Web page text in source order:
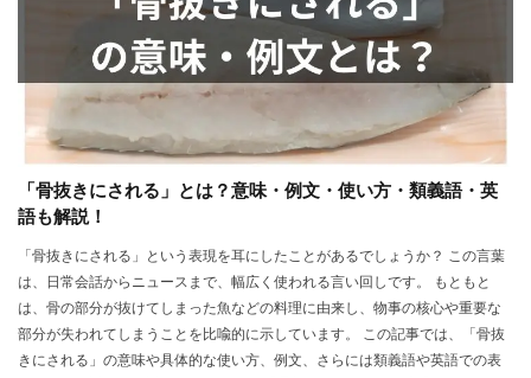
「骨抜きにされる」とは？意味・例文・使い方・類義語・英
語も解説！
「骨抜きにされる」という表現を耳にしたことがあるでしょうか？ この言葉
は、日常会話からニュースまで、幅広く使われる言い回しです。 もともと
は、骨の部分が抜けてしまった魚などの料理に由来し、物事の核心や重要な
部分が失われてしまうことを比喩的に示しています。 この記事では、「骨抜
きにされる」の意味や具体的な使い方、例文、さらには類義語や英語での表